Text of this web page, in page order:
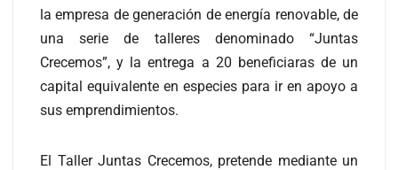
la empresa de generación de energía renovable, de
una serie de talleres denominado “Juntas
Crecemos”, y la entrega a 20 beneficiaras de un
capital equivalente en especies para ir en apoyo a
sus emprendimientos.
El Taller Juntas Crecemos, pretende mediante un